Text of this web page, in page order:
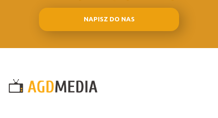
NAPISZ DO NAS